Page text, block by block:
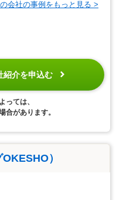
会社の事例をもっと見る >
紹介を申込む
っては、
合があります。
）